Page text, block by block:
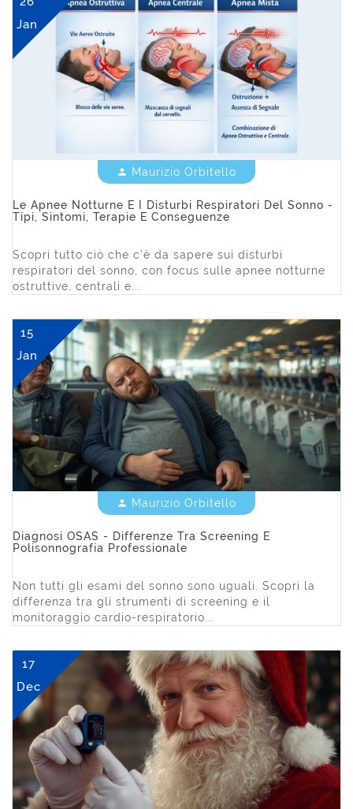
Jan
 Maurizio Orbitello
Le Apnee Notturne E I Disturbi Respiratori Del Sonno -
Tipi, Sintomi, Terapie E Conseguenze
Scopri tutto ciò che c’è da sapere sui disturbi
respiratori del sonno, con focus sulle apnee notturne
ostruttive, centrali e...
15
Jan
 Maurizio Orbitello
Diagnosi OSAS - Differenze Tra Screening E
Polisonnografia Professionale
Non tutti gli esami del sonno sono uguali. Scopri la
differenza tra gli strumenti di screening e il
monitoraggio cardio-respiratorio...
17
Dec